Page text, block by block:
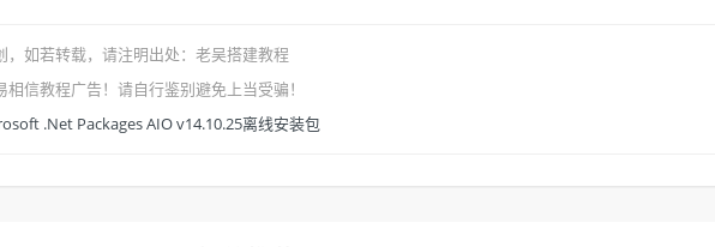
，如若转载，请注明出处： 老吴搭建教程
信教程广告！请自行鉴别避免上当受骗！
.Net Packages AIO v14.10.25离线安装包